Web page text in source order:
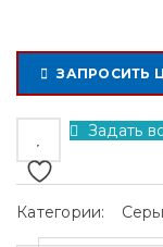
ЗАПРОСИТЬ
Задать
Категории: